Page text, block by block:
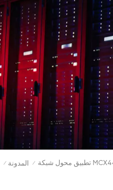
/ المدونة /